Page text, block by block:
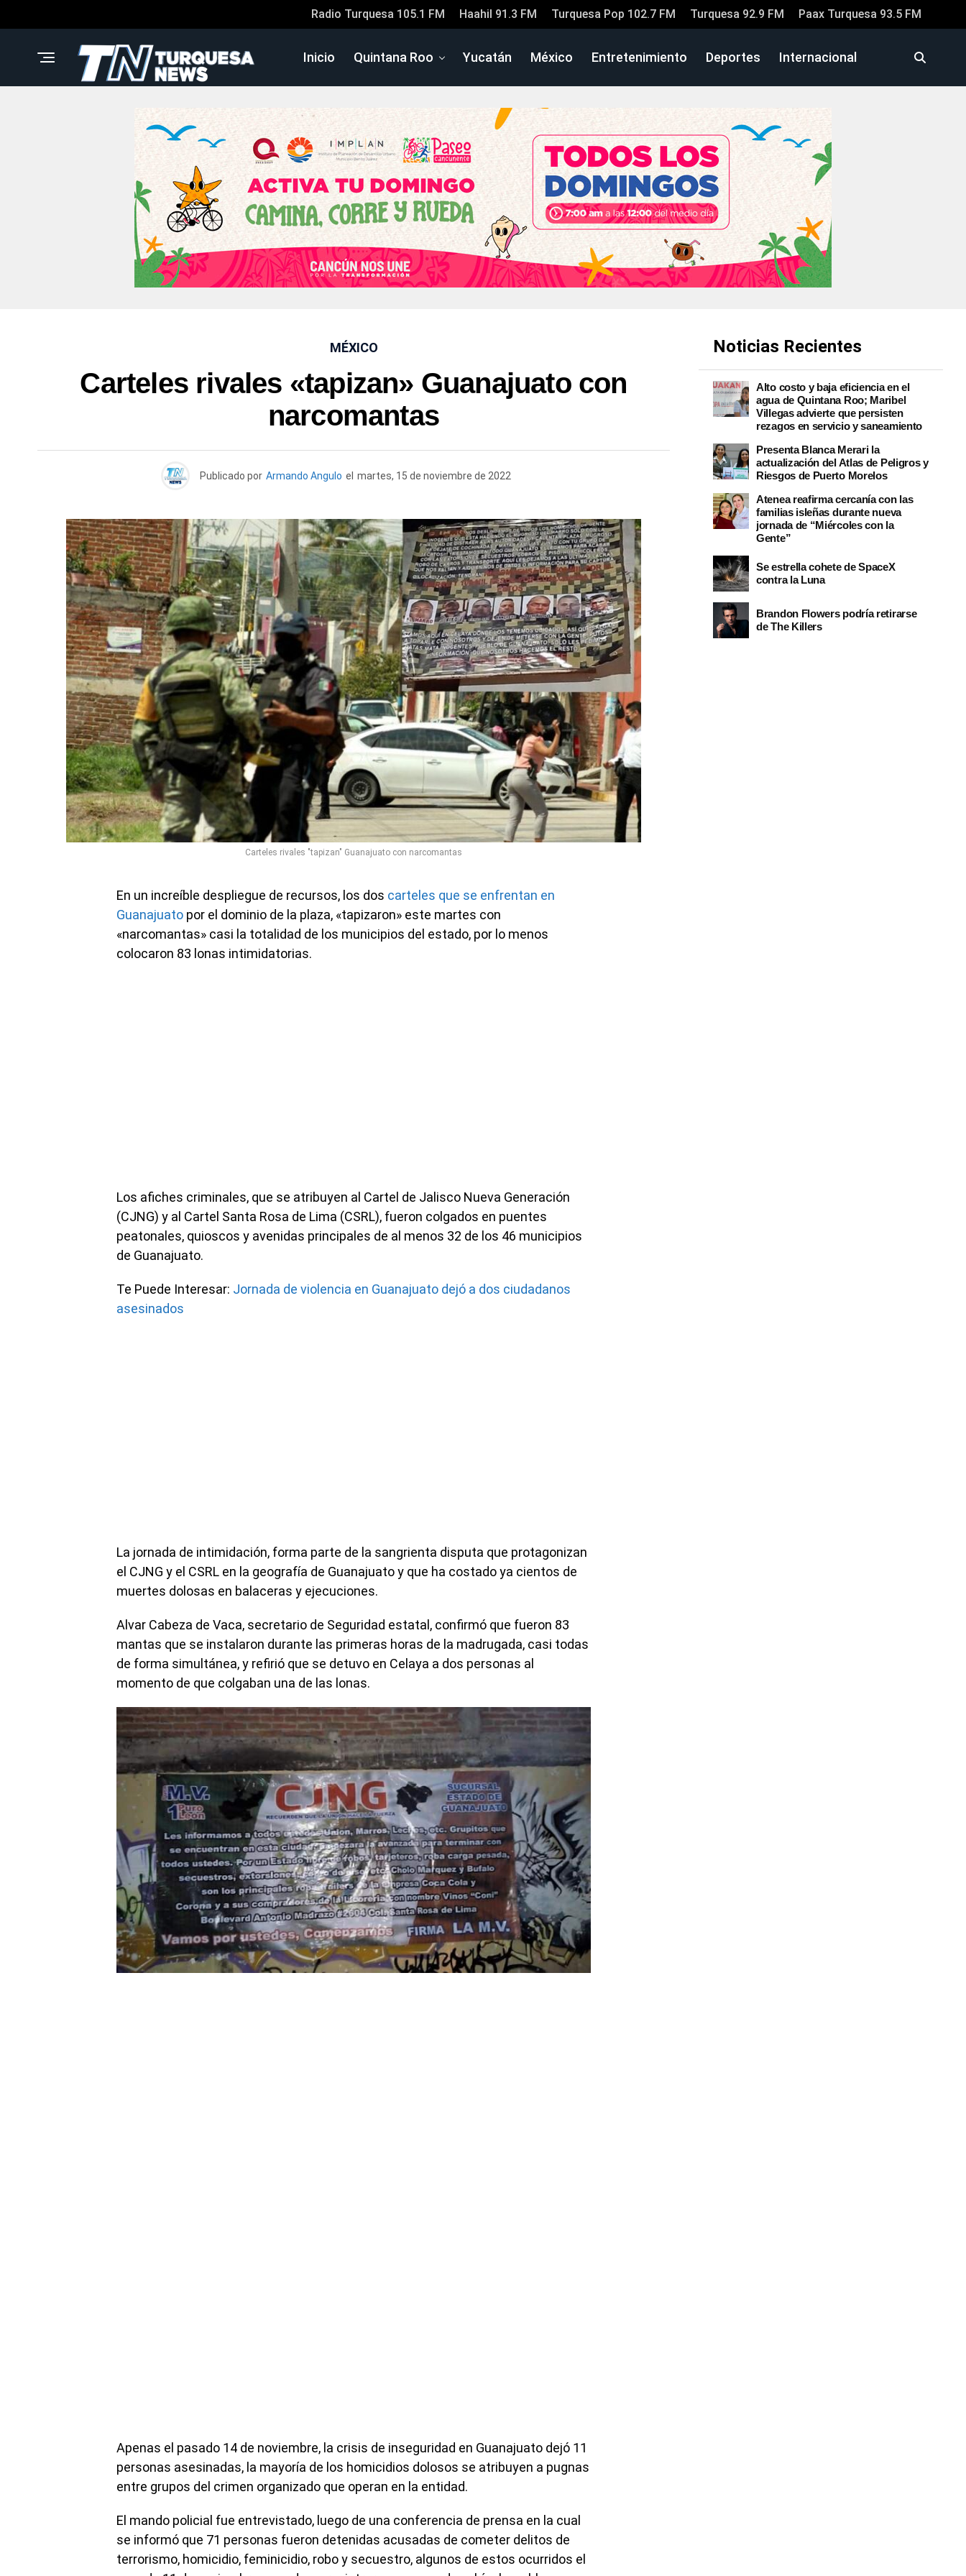
Radio Turquesa 105.1 FM Haahil 91.3 FM Turquesa Pop 102.7 FM Turquesa 92.9 FM Paax Turquesa 93.5 FM
Inicio Quintana Roo Yucatán México Entretenimiento Deportes Internacional
MÉXICO
Carteles rivales «tapizan» Guanajuato con
narcomantas
Publicado por Armando Angulo el martes, 15 de noviembre de 2022
Carteles rivales "tapizan" Guanajuato con narcomantas
En un increíble despliegue de recursos, los dos carteles que se enfrentan en
Guanajuato por el dominio de la plaza, «tapizaron» este martes con
«narcomantas» casi la totalidad de los municipios del estado, por lo menos
colocaron 83 lonas intimidatorias.
Los afiches criminales, que se atribuyen al Cartel de Jalisco Nueva Generación
(CJNG) y al Cartel Santa Rosa de Lima (CSRL), fueron colgados en puentes
peatonales, quioscos y avenidas principales de al menos 32 de los 46 municipios
de Guanajuato.
Te Puede Interesar: Jornada de violencia en Guanajuato dejó a dos ciudadanos
asesinados
La jornada de intimidación, forma parte de la sangrienta disputa que protagonizan
el CJNG y el CSRL en la geografía de Guanajuato y que ha costado ya cientos de
muertes dolosas en balaceras y ejecuciones.
Alvar Cabeza de Vaca, secretario de Seguridad estatal, confirmó que fueron 83
mantas que se instalaron durante las primeras horas de la madrugada, casi todas
de forma simultánea, y refirió que se detuvo en Celaya a dos personas al
momento de que colgaban una de las lonas.
Apenas el pasado 14 de noviembre, la crisis de inseguridad en Guanajuato dejó 11
personas asesinadas, la mayoría de los homicidios dolosos se atribuyen a pugnas
entre grupos del crimen organizado que operan en la entidad.
El mando policial fue entrevistado, luego de una conferencia de prensa en la cual
se informó que 71 personas fueron detenidas acusadas de cometer delitos de
terrorismo, homicidio, feminicidio, robo y secuestro, algunos de estos ocurridos el
Noticias Recientes
Alto costo y baja eficiencia en el
agua de Quintana Roo; Maribel
Villegas advierte que persisten
rezagos en servicio y saneamiento
Presenta Blanca Merari la
actualización del Atlas de Peligros y
Riesgos de Puerto Morelos
Atenea reafirma cercanía con las
familias isleñas durante nueva
jornada de “Miércoles con la
Gente”
Se estrella cohete de SpaceX
contra la Luna
Brandon Flowers podría retirarse
de The Killers